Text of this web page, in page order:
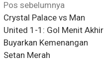
Navigasi
pos
Pos sebelumnya
Crystal Palace vs Man
United 1-1: Gol Menit Akhir
Buyarkan Kemenangan
Setan Merah